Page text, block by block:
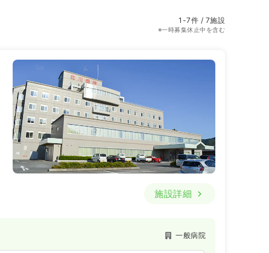
1-7件 / 7施設
※一時募集休止中を含む
施設詳細
一般病院